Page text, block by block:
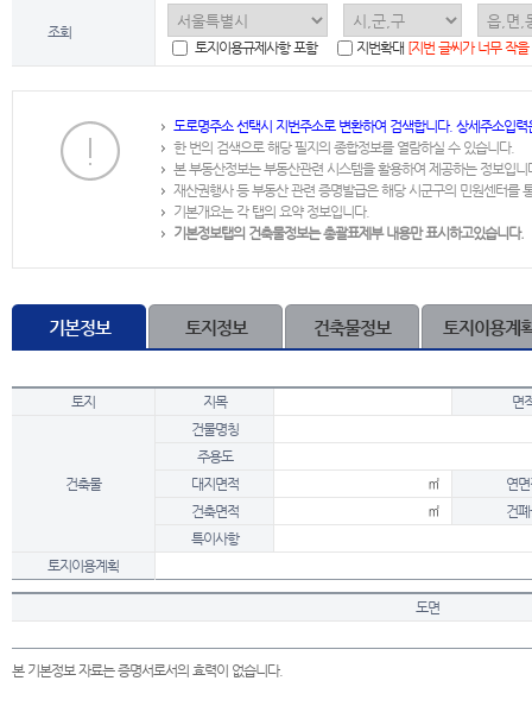
조회
토지이용규제사항 포함
지번확대 [지번 글씨가 너무 작
도로명주소 선택시 지번주소로 변환하여 검색합니다. 상세주소입
한 번의 검색으로 해당 필지의 종합정보를 열람하실 수 있습니다.
본 부동산정보는 부동산관련 시스템을 활용하여 제공하는 정보입니
재산권행사 등 부동산 관련 증명발급은 해당 시군구의 민원센터를
기본개요는 각 탭의 요약 정보입니다.
기본정보탭의 건축물정보는 총괄표제부 내용만 표시하고있습니다.
기본정보 토지정보 건축물정보 토지이용계
토지 지목 면
건축물
건물명칭
주용도
대지면적
㎡
연
건축면적
㎡
건
특이사항
토지이용계획
도면
본 기본정보 자료는 증명서로서의 효력이 없습니다.